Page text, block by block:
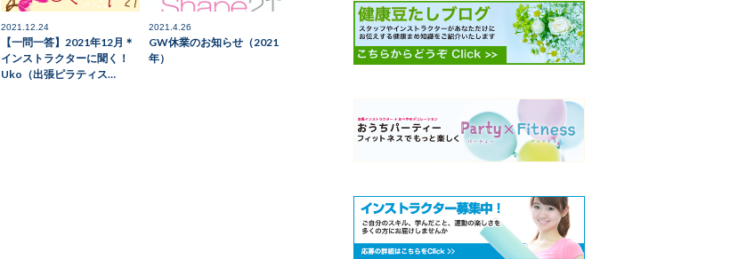
2021.12.24
【一問一答】2021年12月＊
インストラクターに聞く！
Uko（出張ピラティス…
2021.4.26
GW休業のお知らせ（2021
年）